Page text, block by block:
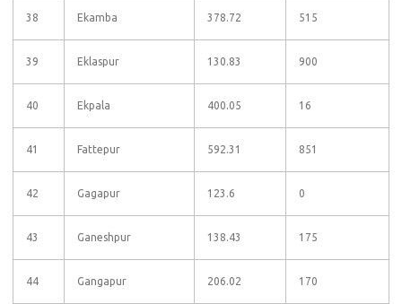
38 Ekamba 378.72 515
39 Eklaspur 130.83 900
40 Ekpala 400.05 16
41 Fattepur 592.31 851
42 Gagapur 123.6 0
43 Ganeshpur 138.43 175
44 Gangapur 206.02 170